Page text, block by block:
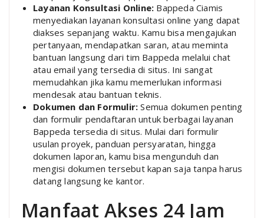
Layanan Konsultasi Online: Bappeda Ciamis
menyediakan layanan konsultasi online yang dapat
diakses sepanjang waktu. Kamu bisa mengajukan
pertanyaan, mendapatkan saran, atau meminta
bantuan langsung dari tim Bappeda melalui chat
atau email yang tersedia di situs. Ini sangat
memudahkan jika kamu memerlukan informasi
mendesak atau bantuan teknis.
Dokumen dan Formulir: Semua dokumen penting
dan formulir pendaftaran untuk berbagai layanan
Bappeda tersedia di situs. Mulai dari formulir
usulan proyek, panduan persyaratan, hingga
dokumen laporan, kamu bisa mengunduh dan
mengisi dokumen tersebut kapan saja tanpa harus
datang langsung ke kantor.
Manfaat Akses 24 Jam